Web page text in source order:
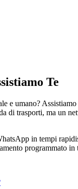
Te
e umano?
di trasporti, ma un
in tempi
programmato